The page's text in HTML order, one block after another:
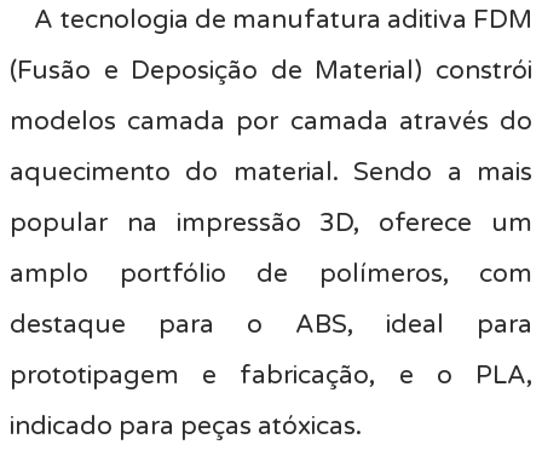
A tecnologia de manufatura aditiva FDM
(Fusão e Deposição de Material) constrói
modelos camada por camada através do
aquecimento do material. Sendo a mais
popular na impressão 3D, oferece um
amplo portfólio de polímeros, com
destaque para o ABS, ideal para
prototipagem e fabricação, e o PLA,
indicado para peças atóxicas.